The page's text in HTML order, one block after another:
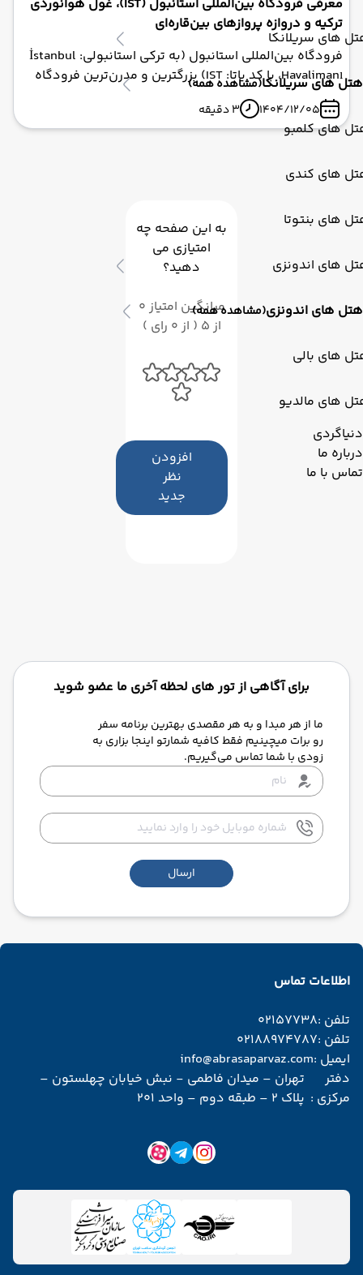
های سریلانکا
هتل های سریلانکا(مشاهده همه)
های کلمبو
های کندی
های بنتوتا
های اندونزی
هتل های اندونزی(مشاهده همه)
های بالی
های مالدیو
دنیاگردی
درباره ما
تماس با ما
معرفی فرودگاه بین‌المللی استانبول (IST)، غول هوانوردی
ترکیه و دروازه پروازهای بین‌قاره‌ای
فرودگاه بین‌المللی استانبول (به ترکی استانبولی: İstanbul
Havalimanı، با کد یاتا: IST) بزرگترین و مدرن‌ترین فرودگاه
ترکیه است که به عنوان یک قطب هوانوردی حیاتی، اروپا و
به عنوان جایگزین فرودگاه آتاتورک افتتاح شد، در منطقه
کیلومتری شمال غربی مرکز شهر استانبول واقع شده است.
کرده و به یکی از شلوغ‌ترین فرودگاه‌های جهان تبدیل شده
1404/12/05 3 دقیقه
به این صفحه چه
امتیازی می
دهید؟
میانگین امتیاز 0
از 5 ( از 0 رای )
افزودن
نظر
جدید
برای آگاهی از تور های لحظه آخری ما عضو شوید
ما از هر مبدا و به هر مقصدی بهترین برنامه سفر
رو برات میچینیم فقط کافیه شمارتو اینجا بزاری به
زودی با شما تماس می‌گیریم.
ارسال
اطلاعات تماس
تلفن :02157738
تلفن :02188974787
ایمیل :info@abrasaparvaz.com
دفتر
مرکزی :
تهران – میدان فاطمی - نبش خیابان چهلستون –
پلاک 2 – طبقه دوم – واحد 201